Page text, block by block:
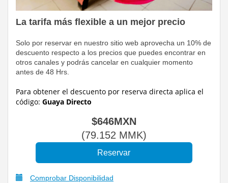
La tarifa más flexible a un mejor precio
Solo por reservar en nuestro sitio web aprovecha un 10% de
descuento respecto a los precios que puedes encontrar en
otros canales y podrás cancelar en cualquier momento
antes de 48 Hrs.
Para obtener el descuento por reserva directa aplica el
código: Guaya Directo
$646MXN
(79.152 MMK)
Comprobar Disponibilidad